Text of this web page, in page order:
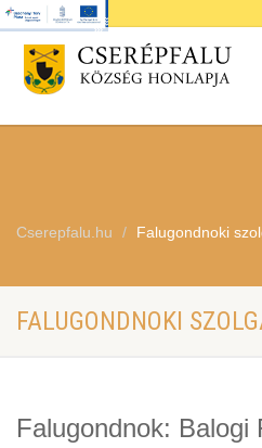
Cserepfalu.hu Falugondnoki
FALUGONDNOKI
Falugondnok: Balogi